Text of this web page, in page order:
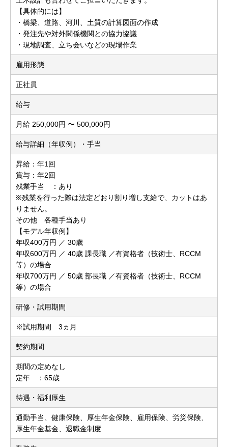
【具体的には】
・橋梁、道路、河川、土質の計算図面の作成
・発注先や対外関係機関との協力協議
・現地調査、立ち会いなどの現場作業
雇用形態
正社員
給与
月給 250,000円 〜 500,000円
給与詳細（年収例）・手当
昇給：年1回
賞与：年2回
残業手当 ：あり
※残業を行った際は法定どおり割り増し支給で、カットはあ
りません。
その他 各種手当あり
【モデル年収例】
年収400万円 ／ 30歳
年収600万円 ／ 40歳 課長職 ／有資格者（技術士、RCCM
等）の場合
年収700万円 ／ 50歳 部長職 ／有資格者（技術士、RCCM
等）の場合
研修・試用期間
※試用期間 3ヵ月
契約期間
期間の定めなし
定年 ：65歳
待遇・福利厚生
通勤手当、健康保険、厚生年金保険、雇用保険、労災保険、
厚生年金基金、退職金制度